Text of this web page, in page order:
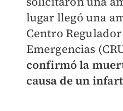
lugar llegó una
Centro
Emergencias
confirmó la
causa de un